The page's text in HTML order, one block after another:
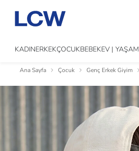
KADINERKEKÇOCUKBEBEKEV | YAŞAM
Ana Sayfa Çocuk Genç Erkek Giyim